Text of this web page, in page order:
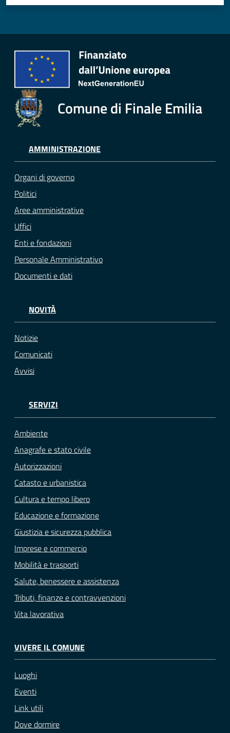
Comune di Finale Emilia
AMMINISTRAZIONE
Organi di governo
Politici
Aree amministrative
Uffici
Enti e fondazioni
Personale Amministrativo
Documenti e dati
NOVITÀ
Notizie
Comunicati
Avvisi
SERVIZI
Ambiente
Anagrafe e stato civile
Autorizzazioni
Catasto e urbanistica
Cultura e tempo libero
Educazione e formazione
Giustizia e sicurezza pubblica
Imprese e commercio
Mobilità e trasporti
Salute, benessere e assistenza
Tributi, finanze e contravvenzioni
Vita lavorativa
VIVERE IL COMUNE
Luoghi
Eventi
Link utili
Dove dormire